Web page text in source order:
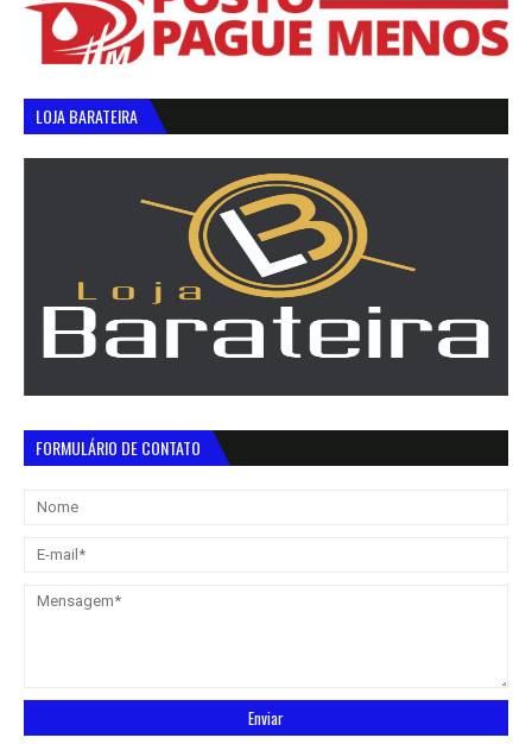
LOJA BARATEIRA
FORMULÁRIO DE CONTATO